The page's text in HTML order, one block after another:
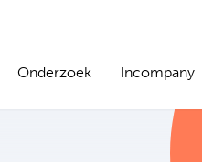
Onderzoek Incompany